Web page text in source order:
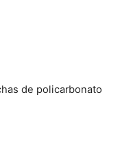
de policarbonato